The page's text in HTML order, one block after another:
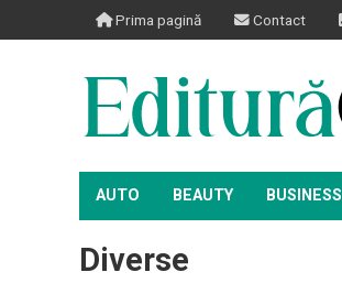
Prima pagină Contact
AUTO BEAUTY BUSINESS
Diverse